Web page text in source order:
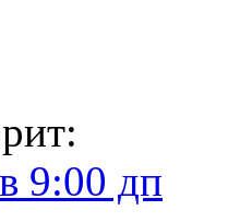
9:00 дп